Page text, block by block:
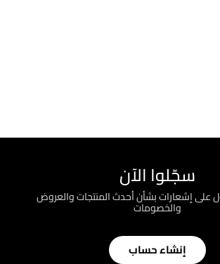
سجّلوا الآن
على إشعارات بشأن أحدث المنتجات والعروض
والخصومات
إنشاء حساب